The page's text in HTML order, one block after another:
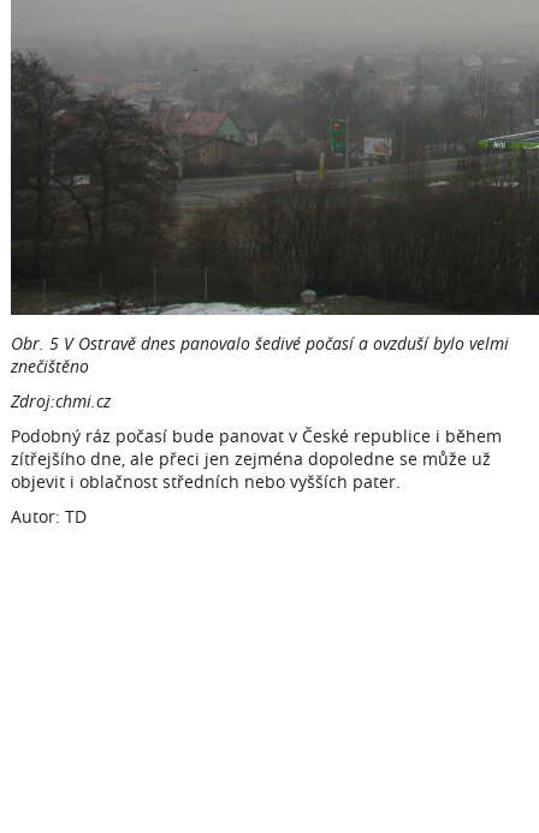
Obr. 5 V Ostravě dnes panovalo šedivé počasí a ovzduší bylo velmi
znečištěno
Zdroj:chmi.cz
Podobný ráz počasí bude panovat v České republice i během
zítřejšího dne, ale přeci jen zejména dopoledne se může už
objevit i oblačnost středních nebo vyšších pater.
Autor: TD